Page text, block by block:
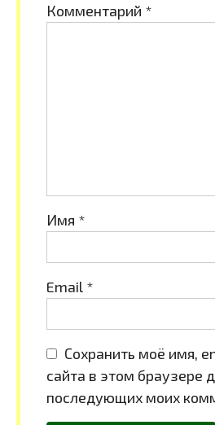
Комментарий *
Имя *
Email *
Сохранить моё имя,
сайта в этом браузере
последующих моих